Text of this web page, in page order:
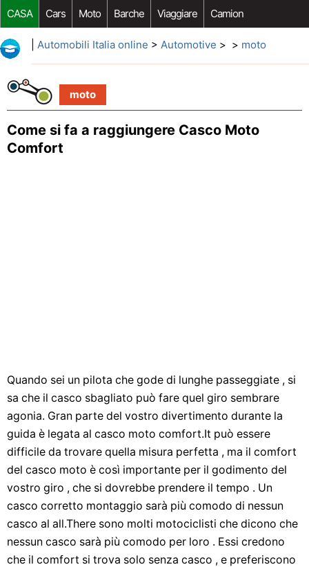
CASA Cars Moto Barche Viaggiare Camion
Riparazione Auto Acquisto Auto Car Opzioni Aftermarket
Automobili Italia online > Automotive > > moto
moto
Come si fa a raggiungere Casco Moto
Comfort
Quando sei un pilota che gode di lunghe passeggiate , si
sa che il casco sbagliato può fare quel giro sembrare
agonia. Gran parte del vostro divertimento durante la
guida è legata al casco moto comfort.It può essere
difficile da trovare quella misura perfetta , ma il comfort
del casco moto è così importante per il godimento del
vostro giro , che si dovrebbe prendere il tempo . Un
casco corretto montaggio sarà più comodo di nessun
casco al all.There sono molti motociclisti che dicono che
nessun casco sarà più comodo per loro . Essi credono
che il comfort si trova solo senza casco , e preferiscono